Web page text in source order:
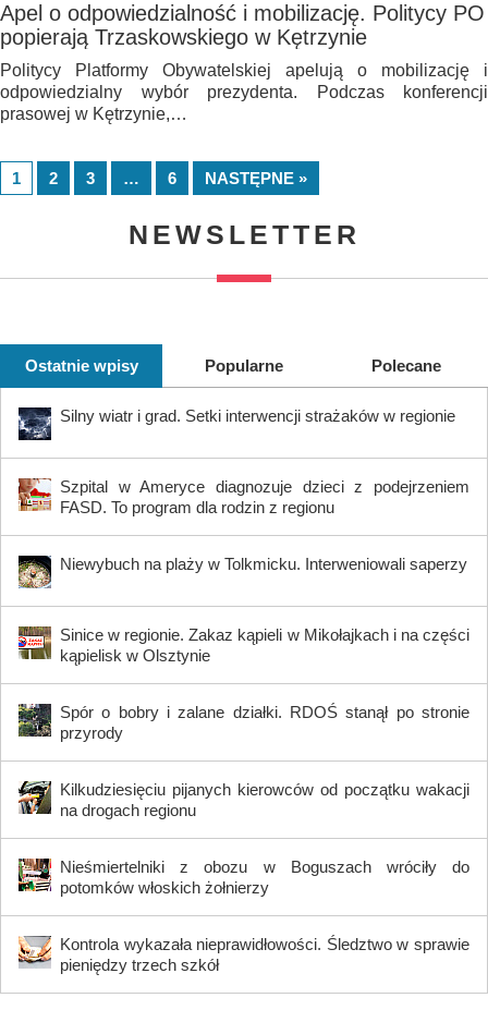
Apel o odpowiedzialność i mobilizację. Politycy PO
popierają Trzaskowskiego w Kętrzynie
Politycy Platformy Obywatelskiej apelują o mobilizację i
odpowiedzialny wybór prezydenta. Podczas konferencji
prasowej w Kętrzynie,…
1 2 3 … 6 NASTĘPNE »
NEWSLETTER
Ostatnie wpisy Popularne Polecane
Silny wiatr i grad. Setki interwencji strażaków w regionie
Szpital w Ameryce diagnozuje dzieci z podejrzeniem
FASD. To program dla rodzin z regionu
Niewybuch na plaży w Tolkmicku. Interweniowali saperzy
Sinice w regionie. Zakaz kąpieli w Mikołajkach i na części
kąpielisk w Olsztynie
Spór o bobry i zalane działki. RDOŚ stanął po stronie
przyrody
Kilkudziesięciu pijanych kierowców od początku wakacji
na drogach regionu
Nieśmiertelniki z obozu w Boguszach wróciły do
potomków włoskich żołnierzy
Kontrola wykazała nieprawidłowości. Śledztwo w sprawie
pieniędzy trzech szkół